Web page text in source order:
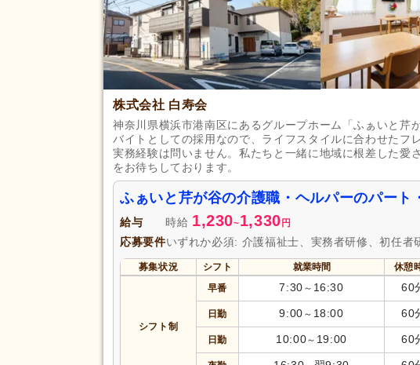
株式会社 白寿会
神奈川県横浜市港南区にあるグループホーム「ふぁいと
バイトとしての採用なので、ライフスタイルに合わせた
実務経験は問いません。私たちと一緒に地域に根差した
をお待ちしております。
ふぁいと芹が谷の介護職・ヘルパーのパート
給与 時給 1,230~1,330円
応募要件いずれか必須: 介護福祉士、実務者研修、初任者
募集状況 シフト 就業時間 休憩
シフト制
早番 7:30 ～ 16:30 60
日勤 9:00 ～ 18:00 60
日勤 10:00～ 19:00 60